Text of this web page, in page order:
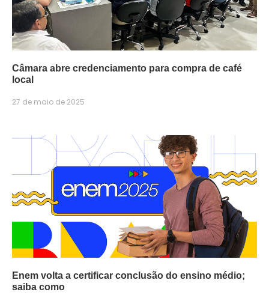
Câmara abre credenciamento para compra de café
local
27 de maio de 2025
Enem volta a certificar conclusão do ensino médio;
saiba como